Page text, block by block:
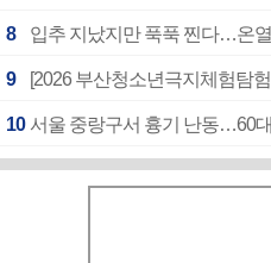
8 입추 지났지만 푹푹 찐다…온
9
10 서울 중랑구서 흉기 난동…60